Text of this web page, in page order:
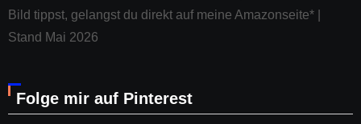
Bild tippst, gelangst du direkt auf meine Amazonseite* |
Stand Mai 2026
Folge mir auf Pinterest